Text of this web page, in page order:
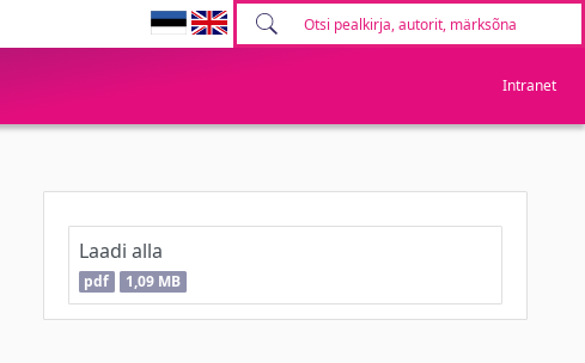
Intranet
Laadi alla
pdf 1,09 MB